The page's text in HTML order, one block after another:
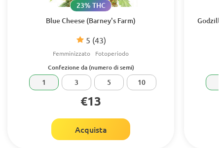
Blue Cheese (Barney's Farm)
5 (43)
23% THC
Femminizzato Fotoperiodo
Confezione da (numero di semi)
1 3 5 10
€13
Acquista